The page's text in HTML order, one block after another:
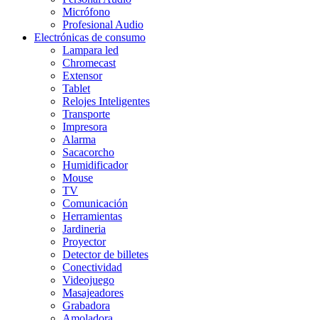
Micrófono
Profesional Audio
Electrónicas de consumo
Lampara led
Chromecast
Extensor
Tablet
Relojes Inteligentes
Transporte
Impresora
Alarma
Sacacorcho
Humidificador
Mouse
TV
Comunicación
Herramientas
Jardineria
Proyector
Detector de billetes
Conectividad
Videojuego
Masajeadores
Grabadora